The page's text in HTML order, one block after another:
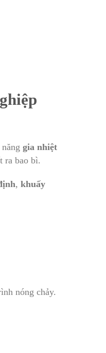
gia nhiệt
ra bao bì.
, khuấy
nóng chảy.